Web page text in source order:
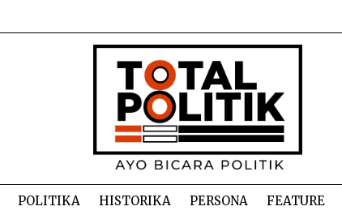
POLITIKA HISTORIKA PERSONA FEATURE